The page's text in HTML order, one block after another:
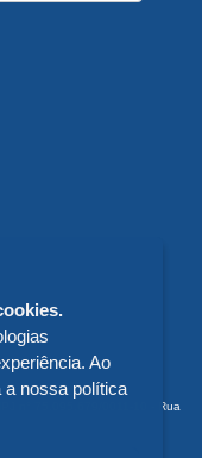
n° 75.095.679/0011-10 - Rua
Ao
a nossa política